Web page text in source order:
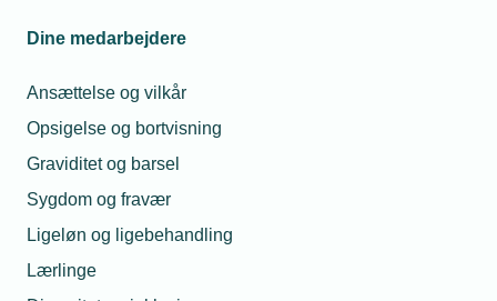
Dine medarbejdere
Ansættelse og vilkår
Opsigelse og bortvisning
Graviditet og barsel
Sygdom og fravær
Ligeløn og ligebehandling
Lærlinge
industrivirksomheder
Publiceret: 10. nov. 2025